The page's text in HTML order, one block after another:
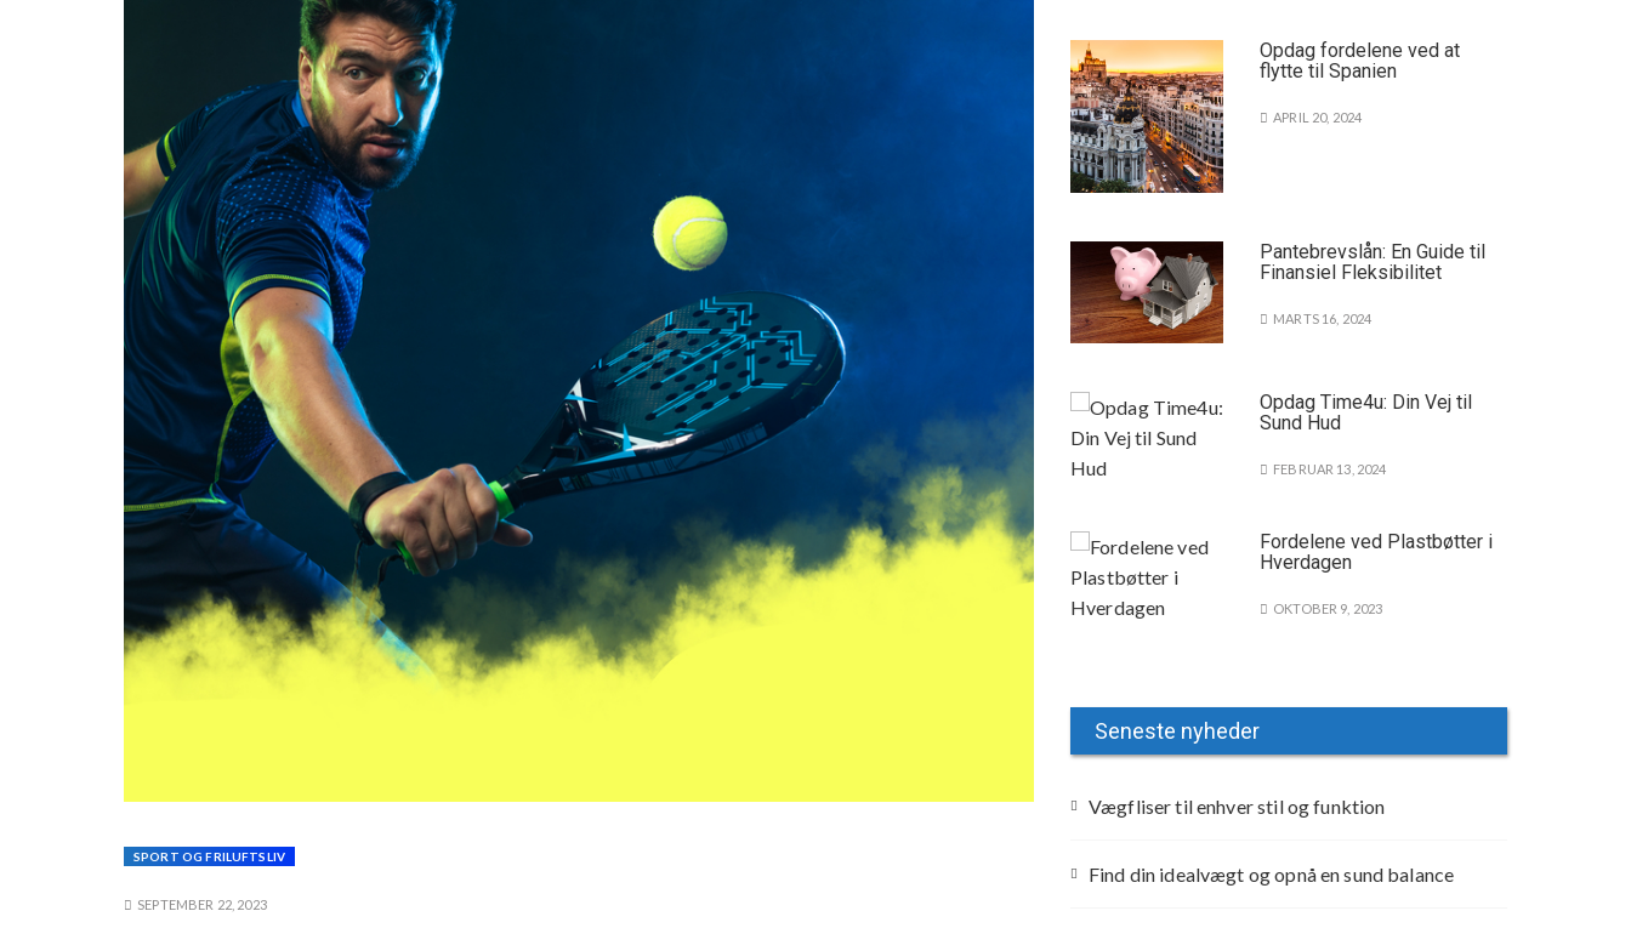
SPORT OG FRILUFTSLIV
SEPTEMBER 22, 2023
Opdag fordelene ved at
flytte til Spanien
APRIL 20, 2024
Pantebrevslån: En Guide til
Finansiel Fleksibilitet
MARTS 16, 2024
Opdag Time4u: Din Vej til
Sund Hud
FEBRUAR 13, 2024
Fordelene ved Plastbøtter i
Hverdagen
OKTOBER 9, 2023
Seneste nyheder
Vægfliser til enhver stil og funktion
Find din idealvægt og opnå en sund balance